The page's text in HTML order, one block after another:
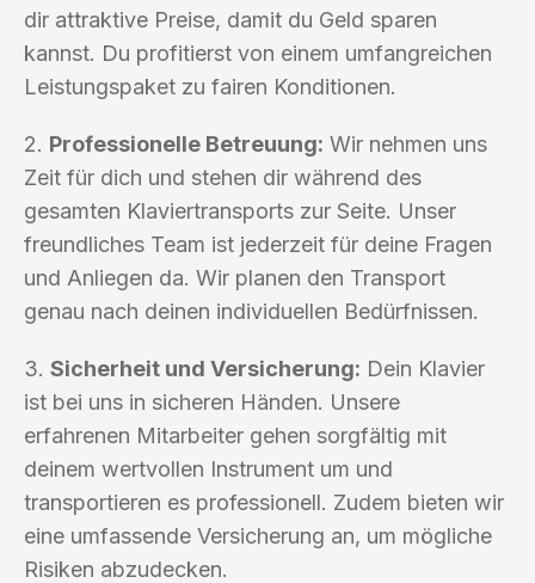
dir attraktive Preise, damit du Geld sparen
kannst. Du profitierst von einem umfangreichen
Leistungspaket zu fairen Konditionen.
2. Professionelle Betreuung: Wir nehmen uns
Zeit für dich und stehen dir während des
gesamten Klaviertransports zur Seite. Unser
freundliches Team ist jederzeit für deine Fragen
und Anliegen da. Wir planen den Transport
genau nach deinen individuellen Bedürfnissen.
3. Sicherheit und Versicherung: Dein Klavier
ist bei uns in sicheren Händen. Unsere
erfahrenen Mitarbeiter gehen sorgfältig mit
deinem wertvollen Instrument um und
transportieren es professionell. Zudem bieten wir
eine umfassende Versicherung an, um mögliche
Risiken abzudecken.